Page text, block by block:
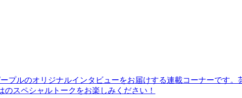
ルのオリジナルインタビューをお届けする連載コーナーです。
スペシャルトークをお楽しみください！